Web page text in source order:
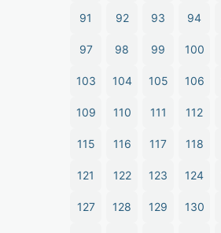
91 92 93 94
97 98 99 100
103 104 105 106
109 110 111 112
115 116 117 118
121 122 123 124
127 128 129 130